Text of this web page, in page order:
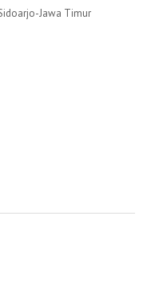
Jawa Timur